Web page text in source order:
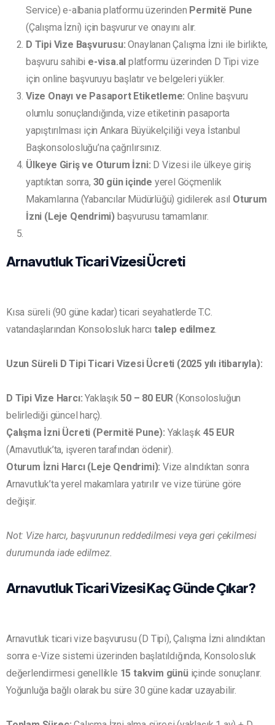
Service) e-albania platformu üzerinden Permitë Pune
(Çalışma İzni) için başvurur ve onayını alır.
D Tipi Vize Başvurusu: Onaylanan Çalışma İzni ile birlikte,
başvuru sahibi e-visa.al platformu üzerinden D Tipi vize
için online başvuruyu başlatır ve belgeleri yükler.
Vize Onayı ve Pasaport Etiketleme: Online başvuru
olumlu sonuçlandığında, vize etiketinin pasaporta
yapıştırılması için Ankara Büyükelçiliği veya İstanbul
Başkonsolosluğu’na çağrılırsınız.
Ülkeye Giriş ve Oturum İzni: D Vizesi ile ülkeye giriş
yaptıktan sonra, 30 gün içinde yerel Göçmenlik
Makamlarına (Yabancılar Müdürlüğü) gidilerek asıl Oturum
İzni (Leje Qendrimi) başvurusu tamamlanır.
Arnavutluk Ticari Vizesi Ücreti
Kısa süreli (90 güne kadar) ticari seyahatlerde T.C.
vatandaşlarından Konsolosluk harcı talep edilmez.
Uzun Süreli D Tipi Ticari Vizesi Ücreti (2025 yılı itibarıyla):
D Tipi Vize Harcı: Yaklaşık50 – 80 EUR (Konsolosluğun
belirlediği güncel harç).
Çalışma İzni Ücreti (Permitë Pune): Yaklaşık 45 EUR
(Arnavutluk’ta, işveren tarafından ödenir).
Oturum İzni Harcı (Leje Qendrimi): Vize alındıktan sonra
Arnavutluk’ta yerel makamlara yatırılır ve vize türüne göre
değişir.
Not: Vize harcı, başvurunun reddedilmesi veya geri çekilmesi
durumunda iade edilmez.
Arnavutluk Ticari Vizesi Kaç Günde Çıkar?
Arnavutluk ticari vize başvurusu (D Tipi), Çalışma İzni alındıktan
sonra e-Vize sistemi üzerinden başlatıldığında, Konsolosluk
değerlendirmesi genellikle 15 takvim günüiçinde sonuçlanır.
Yoğunluğa bağlı olarak bu süre 30 güne kadar uzayabilir.